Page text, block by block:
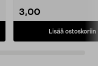
3,00
Lisää ostoskoriin